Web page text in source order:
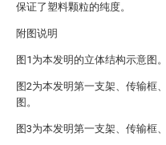
保证了塑料颗粒的纯度。
附图说明
图1为本发明的立体结构示意图。
图2为本发明第一支架、传输框
图。
图3为本发明第一支架、传输框